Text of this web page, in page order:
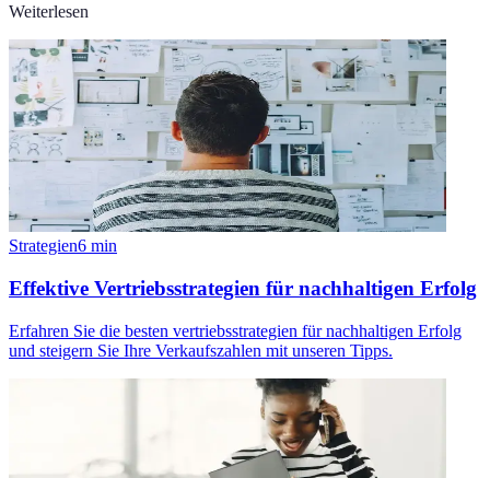
Weiterlesen
Strategien6 min
Effektive Vertriebsstrategien für nachhaltigen Erfolg
Erfahren Sie die besten vertriebsstrategien für nachhaltigen Erfolg
und steigern Sie Ihre Verkaufszahlen mit unseren Tipps.